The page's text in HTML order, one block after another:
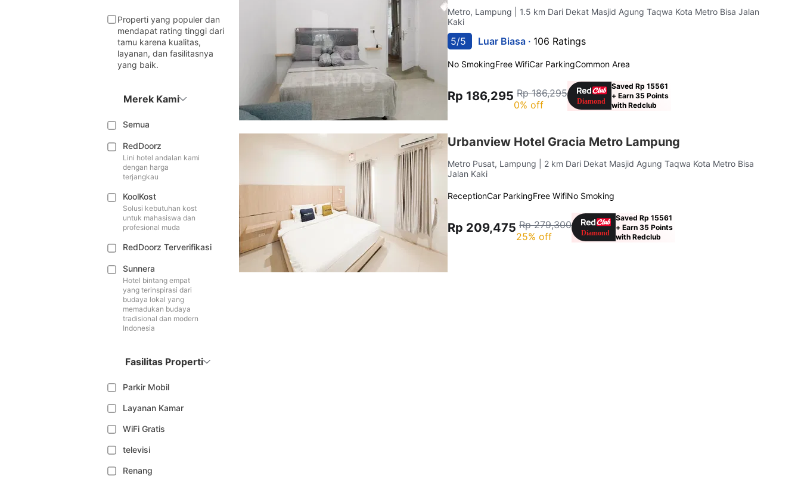
Properti yang populer dan
mendapat rating tinggi dari
tamu karena kualitas,
layanan, dan fasilitasnya
yang baik.
Merek Kami
Semua
RedDoorz
Lini hotel andalan kami
dengan harga
terjangkau
KoolKost
Solusi kebutuhan kost
untuk mahasiswa dan
profesional muda
RedDoorz Terverifikasi
Sunnera
Hotel bintang empat
yang terinspirasi dari
budaya lokal yang
memadukan budaya
tradisional dan modern
Indonesia
Fasilitas Properti
Parkir Mobil
Layanan Kamar
WiFi Gratis
televisi
Renang
Metro, Lampung
| 1.5 km Dari Dekat Masjid Agung Taqwa Kota Metro Bisa Jalan
Kaki
5/5 Luar Biasa · 106 Ratings
No SmokingFree WifiCar ParkingCommon Area
Rp 186,295 Rp 186,295
0% off
Saved Rp 15561
+ Earn 35 Points
with Redclub
Urbanview Hotel Gracia Metro Lampung
Metro Pusat, Lampung
| 2 km Dari Dekat Masjid Agung Taqwa Kota Metro Bisa
Jalan Kaki
ReceptionCar ParkingFree WifiNo Smoking
Rp 209,475 Rp 279,300
25% off
Saved Rp 15561
+ Earn 35 Points
with Redclub